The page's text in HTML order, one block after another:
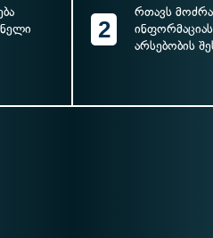
2
რთავს
არსებობის